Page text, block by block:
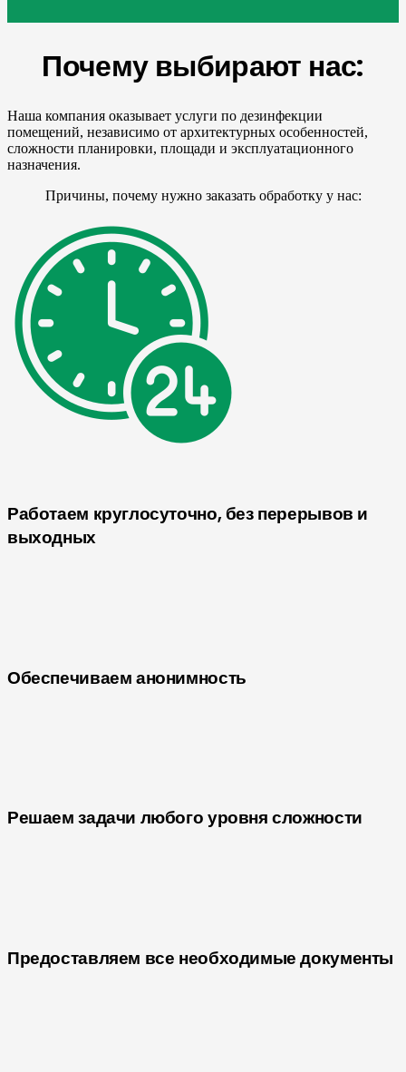
Почему выбирают нас:
Наша компания оказывает услуги по дезинфекции
помещений, независимо от архитектурных особенностей,
сложности планировки, площади и эксплуатационного
назначения.
Причины, почему нужно заказать обработку у нас:
Работаем круглосуточно, без перерывов и
выходных
Обеспечиваем анонимность
Решаем задачи любого уровня сложности
Предоставляем все необходимые документы